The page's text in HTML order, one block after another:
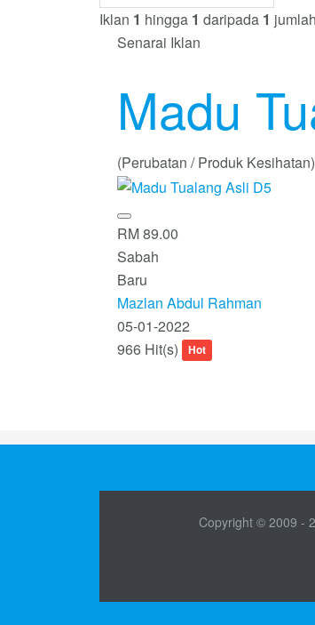
Iklan 1 hingga 1 daripada 1
Senarai Iklan
Madu
(Perubatan / Produk Kesihatan)
RM 89.00
Sabah
Baru
Mazlan Abdul Rahman
05-01-2022
966 Hit(s)
Hot
Copyright © 2009 -